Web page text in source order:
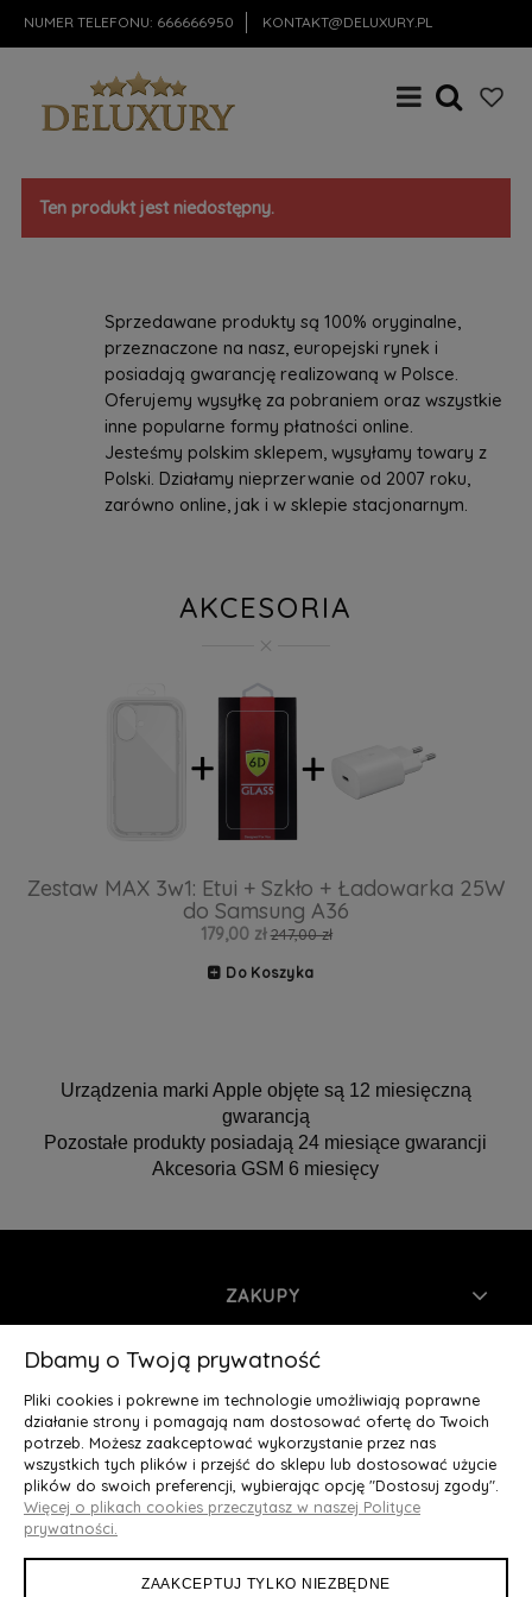
NUMER TELEFONU: 666666950 KONTAKT@DELUXURY.PL
Ten produkt jest niedostępny.
Sprzedawane produkty są 100% oryginalne,
przeznaczone na nasz, europejski rynek i
posiadają gwarancję realizowaną w Polsce.
Oferujemy wysyłkę za pobraniem oraz wszystkie
inne popularne formy płatności online.
Jesteśmy polskim sklepem, wysyłamy towary z
Polski. Działamy nieprzerwanie od 2007 roku,
zarówno online, jak i w sklepie stacjonarnym.
AKCESORIA
Zestaw MAX 3w1: Etui + Szkło + Ładowarka 25W
do Samsung A36
179,00 zł 247,00 zł
Do Koszyka
Urządzenia marki Apple objęte są 12 miesięczną
gwarancją
Pozostałe produkty posiadają 24 miesiące gwarancji
Akcesoria GSM 6 miesięcy
ZAKUPY
INFORMACJE
MOJE KONTO
O NAS
Deluxury.pl
Dbamy o Twoją prywatność
Pliki cookies i pokrewne im technologie umożliwiają poprawne
działanie strony i pomagają nam dostosować ofertę do Twoich
potrzeb. Możesz zaakceptować wykorzystanie przez nas
wszystkich tych plików i przejść do sklepu lub dostosować użycie
plików do swoich preferencji, wybierając opcję "Dostosuj zgody".
Więcej o plikach cookies przeczytasz w naszej Polityce
prywatności.
ZAAKCEPTUJ TYLKO NIEZBĘDNE